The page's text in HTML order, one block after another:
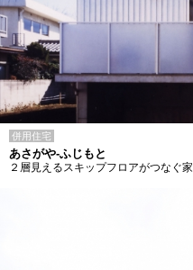
併用住宅
あさがや-ふじもと
２層見えるスキップフロアがつなぐ家